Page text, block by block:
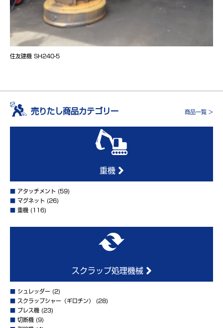
住友建機 SH240-5
売りたし商品カテゴリー 商品一覧 >
重機
アタッチメント (59)
マグネット (26)
重機 (116)
スクラップ処理機械
シュレッダー (2)
スクラップシャー（ギロチン）
(28)
プレス機 (23)
切断機 (9)